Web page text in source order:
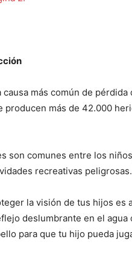
más común de
producen más de 42.000
son comunes entre los
recreativas peligrosas.
la visión de tus hijos
deslumbrante en el
para que tu hijo pueda